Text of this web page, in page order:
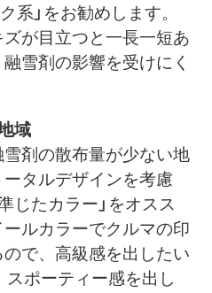
系」をお勧めします。
が目立つと一長一短あ
雪剤の影響を受けにく
域
剤の散布量が少ない地
タルデザインを考慮
じたカラー」をオスス
ルカラーでクルマの印
で、高級感を出したい
スポーティー感を出し